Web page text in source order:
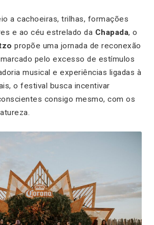
a cachoeiras, trilhas, formações
e ao céu estrelado da Chapada, o
propõe uma jornada de reconexão
pelo excesso de estímulos
musical e experiências ligadas à
o festival busca incentivar
consigo mesmo, com os